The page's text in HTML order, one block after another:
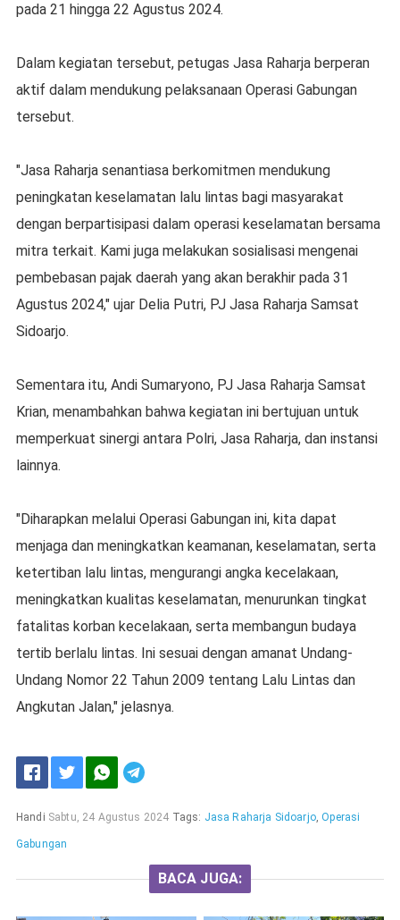
pada 21 hingga 22 Agustus 2024.
Dalam kegiatan tersebut, petugas Jasa Raharja berperan
aktif dalam mendukung pelaksanaan Operasi Gabungan
tersebut.
"Jasa Raharja senantiasa berkomitmen mendukung
peningkatan keselamatan lalu lintas bagi masyarakat
dengan berpartisipasi dalam operasi keselamatan bersama
mitra terkait. Kami juga melakukan sosialisasi mengenai
pembebasan pajak daerah yang akan berakhir pada 31
Agustus 2024," ujar Delia Putri, PJ Jasa Raharja Samsat
Sidoarjo.
Sementara itu, Andi Sumaryono, PJ Jasa Raharja Samsat
Krian, menambahkan bahwa kegiatan ini bertujuan untuk
memperkuat sinergi antara Polri, Jasa Raharja, dan instansi
lainnya.
"Diharapkan melalui Operasi Gabungan ini, kita dapat
menjaga dan meningkatkan keamanan, keselamatan, serta
ketertiban lalu lintas, mengurangi angka kecelakaan,
meningkatkan kualitas keselamatan, menurunkan tingkat
fatalitas korban kecelakaan, serta membangun budaya
tertib berlalu lintas. Ini sesuai dengan amanat Undang-
Undang Nomor 22 Tahun 2009 tentang Lalu Lintas dan
Angkutan Jalan," jelasnya.
Handi Sabtu, 24 Agustus 2024 Tags: Jasa Raharja Sidoarjo,Operasi
Gabungan
BACA JUGA: